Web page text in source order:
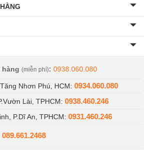
hàng (miễn phí): 0938.060.080
Nhơn Phú, HCM: 0934.060.080
Lài, TPHCM: 0938.460.246
P.Dĩ An, TPHCM: 0931.460.246
089.661.2468